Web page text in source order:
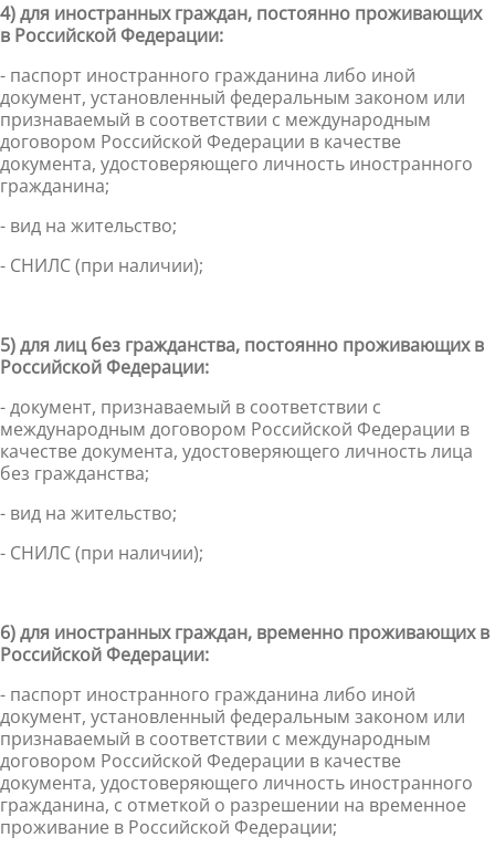
4) для иностранных граждан, постоянно проживающих
в Российской Федерации:
- паспорт иностранного гражданина либо иной
документ, установленный федеральным законом или
признаваемый в соответствии с международным
договором Российской Федерации в качестве
документа, удостоверяющего личность иностранного
гражданина;
- вид на жительство;
- СНИЛС (при наличии);
5) для лиц без гражданства, постоянно проживающих в
Российской Федерации:
- документ, признаваемый в соответствии с
международным договором Российской Федерации в
качестве документа, удостоверяющего личность лица
без гражданства;
- вид на жительство;
- СНИЛС (при наличии);
6) для иностранных граждан, временно проживающих в
Российской Федерации:
- паспорт иностранного гражданина либо иной
документ, установленный федеральным законом или
признаваемый в соответствии с международным
договором Российской Федерации в качестве
документа, удостоверяющего личность иностранного
гражданина, с отметкой о разрешении на временное
проживание в Российской Федерации;